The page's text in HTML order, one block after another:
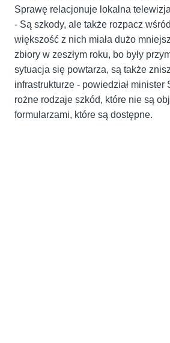
Sprawę relacjonuje lokalna telewizja
- Są szkody, ale także rozpacz
większość z nich miała dużo
zbiory w zeszłym roku, bo były
sytuacja się powtarza, są także
infrastrukturze - powiedział minister
rożne rodzaje szkód, które nie są
formularzami, które są dostępne.